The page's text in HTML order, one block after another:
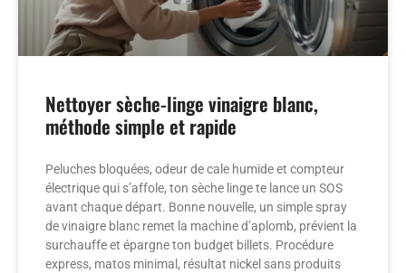
Nettoyer sèche-linge vinaigre blanc,
méthode simple et rapide
Peluches bloquées, odeur de cale humide et compteur
électrique qui s’affole, ton sèche linge te lance un SOS
avant chaque départ. Bonne nouvelle, un simple spray
de vinaigre blanc remet la machine d’aplomb, prévient la
surchauffe et épargne ton budget billets. Procédure
express, matos minimal, résultat nickel sans produits